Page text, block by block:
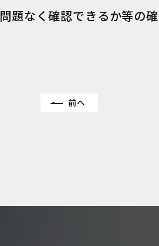
問題なく確認できるか等の
前へ